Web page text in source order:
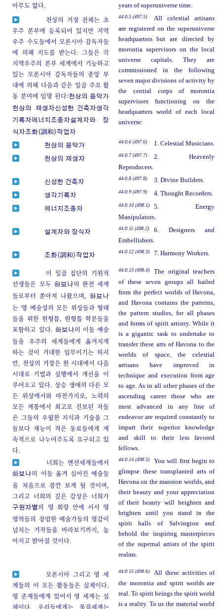
아무도 없다.
years of superuniverse time.
천상의 거장 전체는 초
우주 본부에 등록되어 있지만 지역
우주 수도들에서 모론시아 감독자들
에 의해 지도를 받는다. 그들은 각
지역우주의 본부 세계에서 기능하고
있는 모론시아 감독자들의 중앙 부
대에 의해 다음과 같은 일곱 주요 활
동 분야에 임명 된다:천상의 음악가
천상의
재생자신성한 건축자생각
기록자에너지조종자설계자와 장
식자조화(調和)작업자
44:0.5 (497.5)
All celestial artisans
are registered on the superuniverse
headquarters but are directed by
morontia supervisors on the local
universe capitals. They are
commissioned in the following
seven major divisions of activity by
the central corps of morontia
supervisors functioning on the
headquarters world of each local
universe:
천상의 음악가
44:0.6 (497.6) 1. Celestial Musicians.
천상의 재생자
44:0.7 (497.7)
2. Heavenly
Reproducers.
신성한 건축자
44:0.8 (497.8) 3. Divine Builders.
생각기록자
44:0.9 (497.9) 4. Thought Recorders.
에너지조종자
44:0.10 (498.1)
5. Energy
Manipulators.
설계자와 장식자
44:0.11 (498.2)
6. Designers and
Embellishers.
조화(調和)작업자
44:0.12 (498.3) 7. Harmony Workers.
이 일곱 집단의 기원적
선생들은 모두 하보나의 완전 세계
들로부터 쏟아져 나왔으며,하보나
는 영 예술성의 모든 위상들과 형태
들을 위한 원형틀, 원형틀 학문들을
포함하고 있다. 하보나의 이들 예술
들을 우주의 세계들에게 옮겨지게
하는 것이 거대한 임무이기는 하지
만, 천상의 거장은 한 시대에서 다음
시대로 기법과 실행에서 개선을 이
루어오고 있다. 상승 생애의 다른 모
든 위상에서와 마찬가지로, 노력의
모든 계통에서 최고로 진보된 자들
은 그들의 우월한 지식과 기술을 그
들보다 재능이 적은 동료들에게 계
속적으로 나누어주도록 요구되고 있
다.
44:0.13 (498.4)
The original teachers
of these seven groups all hailed
from the perfect worlds of Havona,
and Havona contains the patterns,
the pattern studies, for all phases
and forms of spirit artistry. While it
is a gigantic task to undertake to
transfer these arts of Havona to the
worlds of space, the celestial
artisans have improved in
technique and execution from age
to age. As in all other phases of the
ascending career those who are
most advanced in any line of
endeavor are required constantly to
impart their superior knowledge
and skill to their less favored
fellows.
너희는 맨션세계들에서
하보나의 이들 옮겨 심어진 예술들
을 처음으로 잠깐 보게 될 것이며,
그리고 너희의 깊은 감상은 너희가
구원자별의 영 회랑 안에 서서 영
영역들의 장엄한 예술가들의 영감이
넘치는 거작들을 바라보기까지, 높
아지고 밝아질 것이다.
44:0.14 (498.5)
You will first begin to
glimpse these transplanted arts of
Havona on the mansion worlds, and
their beauty and your appreciation
of their beauty will heighten and
brighten until you stand in the
spirit halls of Salvington and
behold the inspiring masterpieces
of the supernal artists of the spirit
realms.
모론시아 그리고 영 세
계들의 이 모든 활동들은 실제이다.
영 존재들에게 있어서 영 세계는 실
체이다. 우리들에게는 물질세계는
44:0.15 (498.6)
All these activities of
the morontia and spirit worlds are
real. To spirit beings the spirit world
is a reality. To us the material world